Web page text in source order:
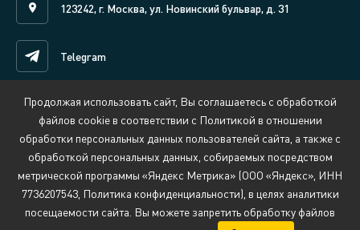
123242, г. Москва, ул. Новинский бульвар, д. 31
Telegram
Написать нам онлайн
Политика обработки персональных данных
Противодействие коррупции
Продолжая использовать сайт, Вы соглашаетесь с обработкой
файлов cookie в соответствии с Политикой в отношении
обработки персональных данных пользователей сайта, а также с
обработкой персональных данных, собираемых посредством
метрической программы «Яндекс Метрика» (ООО «Яндекс», ИНН
7736207543, Политика конфиденциальности), в целях аналитики
посещаемости сайта. Вы можете запретить обработку файлов